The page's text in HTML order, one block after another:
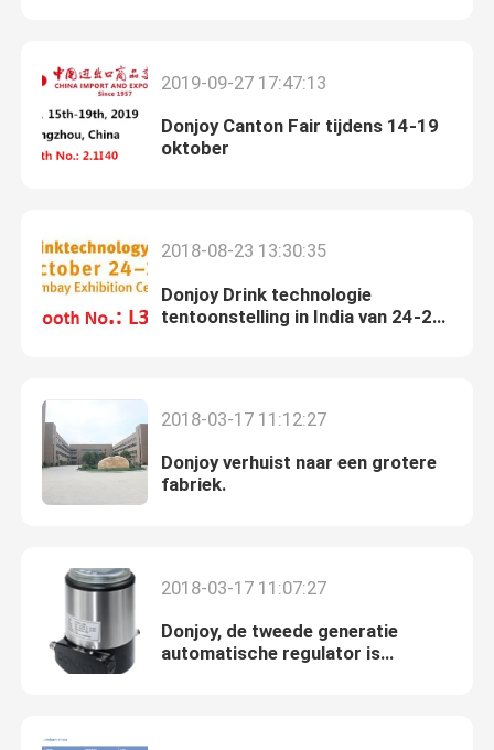
2019-09-27 17:47:13
Donjoy Canton Fair tijdens 14-19
oktober
2018-08-23 13:30:35
Donjoy Drink technologie
tentoonstelling in India van 24-26
2018-03-17 11:12:27
Donjoy verhuist naar een grotere
fabriek.
2018-03-17 11:07:27
Donjoy, de tweede generatie
automatische regulator is